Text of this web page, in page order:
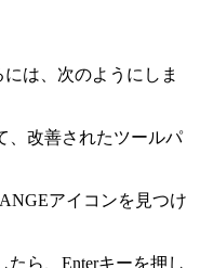
は、次のようにしま
、改善されたツールパ
アイコンを見つけ
ら、Enterキーを押し